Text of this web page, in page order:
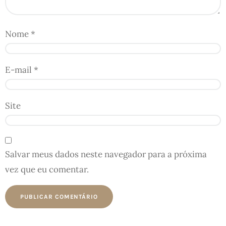
Nome*
E-mail *
Site
Salvar meus dados neste navegador para a próxima
vez que eu comentar.